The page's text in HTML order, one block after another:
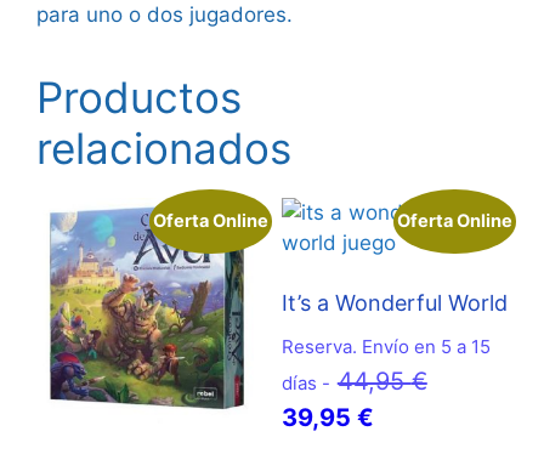
para uno o dos jugadores.
Productos
relacionados
Oferta Online Oferta Online
It’s a Wonderful World
Reserva. Envío en 5 a 15
días - 44,95€El
39,95 €El